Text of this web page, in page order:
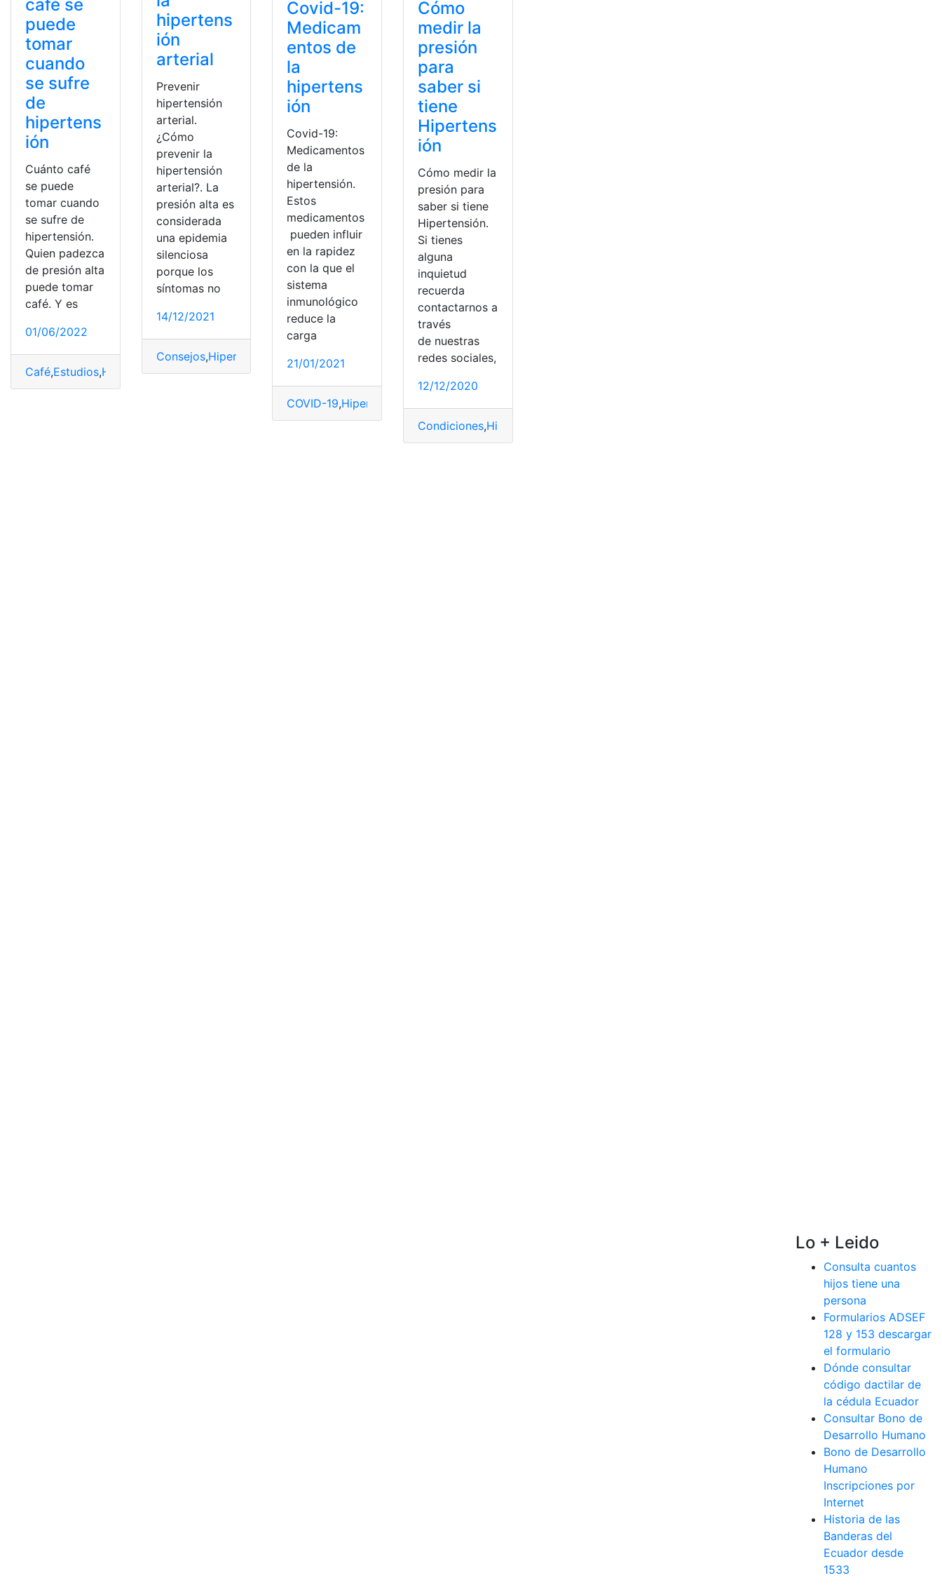
café se
puede
tomar
cuando
se sufre
de
hipertens
ión
Cuánto café
se puede
tomar cuando
se sufre de
hipertensión.
Quien padezca
de presión alta
puede tomar
café. Y es
01/06/2022
Café,Estudios,Hipertensión,Negativos,Presión
hipertens
ión
arterial
Prevenir
hipertensión
arterial.
¿Cómo
prevenir la
hipertensión
arterial?. La
presión alta es
considerada
una epidemia
silenciosa
porque los
síntomas no
14/12/2021
Consejos,Hipertensión Información, Salud
Covid-19:
Medicam
entos de
la
hipertens
ión
Covid-19:
Medicamentos
de la
hipertensión.
Estos
medicamentos
pueden influir
en la rapidez
con la que el
sistema
inmunológico
reduce la
carga
21/01/2021
COVID-19,Hipertensión
Cómo
medir la
presión
para
saber si
tiene
Hipertens
ión
Cómo medir la
presión para
saber si tiene
Hipertensión.
Si tienes
alguna
inquietud
recuerda
contactarnos a
través
de nuestras
redes sociales,
12/12/2020
Condiciones,Hipertensión
Lo + Leido
Consulta cuantos
hijos tiene una
persona
Formularios ADSEF
128 y 153 descargar
el formulario
Dónde consultar
código dactilar de
la cédula Ecuador
Consultar Bono de
Desarrollo Humano
Bono de Desarrollo
Humano
Inscripciones por
Internet
Historia de las
Banderas del
Ecuador desde
1533